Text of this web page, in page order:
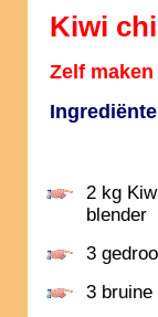
Kiwi
Zelf
2 kg
blender
3
3 bruine